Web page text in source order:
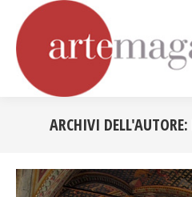
ARCHIVI DELL'AUTORE: